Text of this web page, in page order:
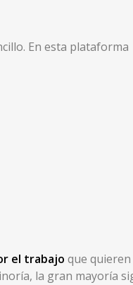
En esta plataforma
el trabajo que quieren
la gran mayoría